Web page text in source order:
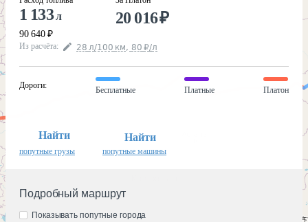
1 133л
90 640 ₽
20 016₽
Из расчёта: 28 л/100 км, 80 ₽/л
Дороги:
Бесплатные Платные Платон
Найти
попутные грузы
Найти
попутные машины
Подробный маршрут
Показывать попутные города